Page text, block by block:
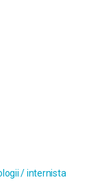
/ internista